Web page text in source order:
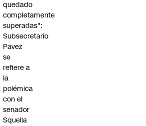
quedado
completamente
superadas":
Subsecretario
Pavez
se
refiere a
la
polémica
con el
senador
Squella